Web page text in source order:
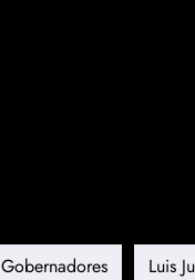
Gobernadores Luis